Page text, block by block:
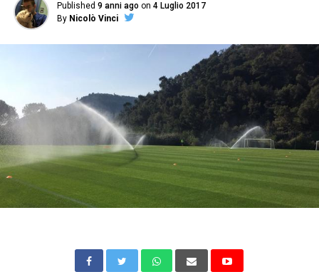
Published 9 anni ago on 4 Luglio 2017
By Nicolò Vinci